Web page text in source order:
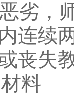
劣，
连续
丧失
料